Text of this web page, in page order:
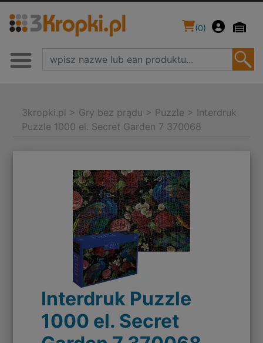
(0)
3kropki.pl > Gry bez prądu > Puzzle > Interdruk
Puzzle 1000 el. Secret Garden 7 370068
Interdruk Puzzle
1000 el. Secret